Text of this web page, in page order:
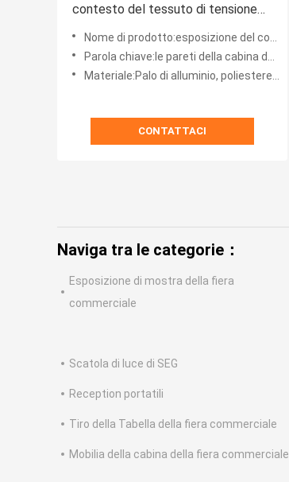
contesto del tessuto di tensione
dell'esposizione di mostra di 10ft
20ft
Nome di prodotto:esposizione del contesto del tessuto della fiera dell'esposizione del contesto del tessuto di tensio
Parola chiave:le pareti della cabina della fiera, fiera sta
Materiale:Palo di alluminio, poliestere 100%
CONTATTACI
Naviga tra le categorie：
Esposizione di mostra della fiera
commerciale
Scatola di luce di SEG
Reception portatili
Tiro della Tabella della fiera commerciale
Mobilia della cabina della fiera commerciale